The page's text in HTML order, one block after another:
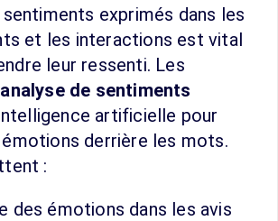
exprimés dans les
et les interactions est vital
leur ressenti. Les
de sentiments
artificielle pour
derrière les mots.
:
des émotions dans les avis